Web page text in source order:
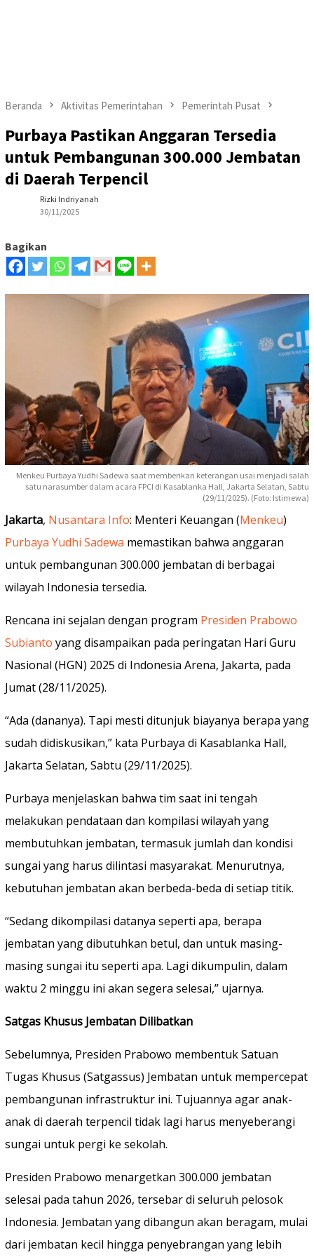
Beranda Aktivitas Pemerintahan Pemerintah Pusat
Purbaya Pastikan Anggaran Tersedia
untuk Pembangunan 300.000 Jembatan
di Daerah Terpencil
Rizki Indriyanah
30/11/2025
Bagikan
Menkeu Purbaya Yudhi Sadewa saat memberikan keterangan usai menjadi salah
satu narasumber dalam acara FPCI di Kasablanka Hall, Jakarta Selatan, Sabtu
(29/11/2025). (Foto: Istimewa)
Jakarta, Nusantara Info: Menteri Keuangan (Menkeu)
Purbaya Yudhi Sadewa memastikan bahwa anggaran
untuk pembangunan 300.000 jembatan di berbagai
wilayah Indonesia tersedia.
Rencana ini sejalan dengan program Presiden Prabowo
Subianto yang disampaikan pada peringatan Hari Guru
Nasional (HGN) 2025 di Indonesia Arena, Jakarta, pada
Jumat (28/11/2025).
“Ada (dananya). Tapi mesti ditunjuk biayanya berapa yang
sudah didiskusikan,” kata Purbaya di Kasablanka Hall,
Jakarta Selatan, Sabtu (29/11/2025).
Purbaya menjelaskan bahwa tim saat ini tengah
melakukan pendataan dan kompilasi wilayah yang
membutuhkan jembatan, termasuk jumlah dan kondisi
sungai yang harus dilintasi masyarakat. Menurutnya,
kebutuhan jembatan akan berbeda-beda di setiap titik.
“Sedang dikompilasi datanya seperti apa, berapa
jembatan yang dibutuhkan betul, dan untuk masing-
masing sungai itu seperti apa. Lagi dikumpulin, dalam
waktu 2 minggu ini akan segera selesai,” ujarnya.
Satgas Khusus Jembatan Dilibatkan
Sebelumnya, Presiden Prabowo membentuk Satuan
Tugas Khusus (Satgassus) Jembatan untuk mempercepat
pembangunan infrastruktur ini. Tujuannya agar anak-
anak di daerah terpencil tidak lagi harus menyeberangi
sungai untuk pergi ke sekolah.
Presiden Prabowo menargetkan 300.000 jembatan
selesai pada tahun 2026, tersebar di seluruh pelosok
Indonesia. Jembatan yang dibangun akan beragam, mulai
dari jembatan kecil hingga penyebrangan yang lebih